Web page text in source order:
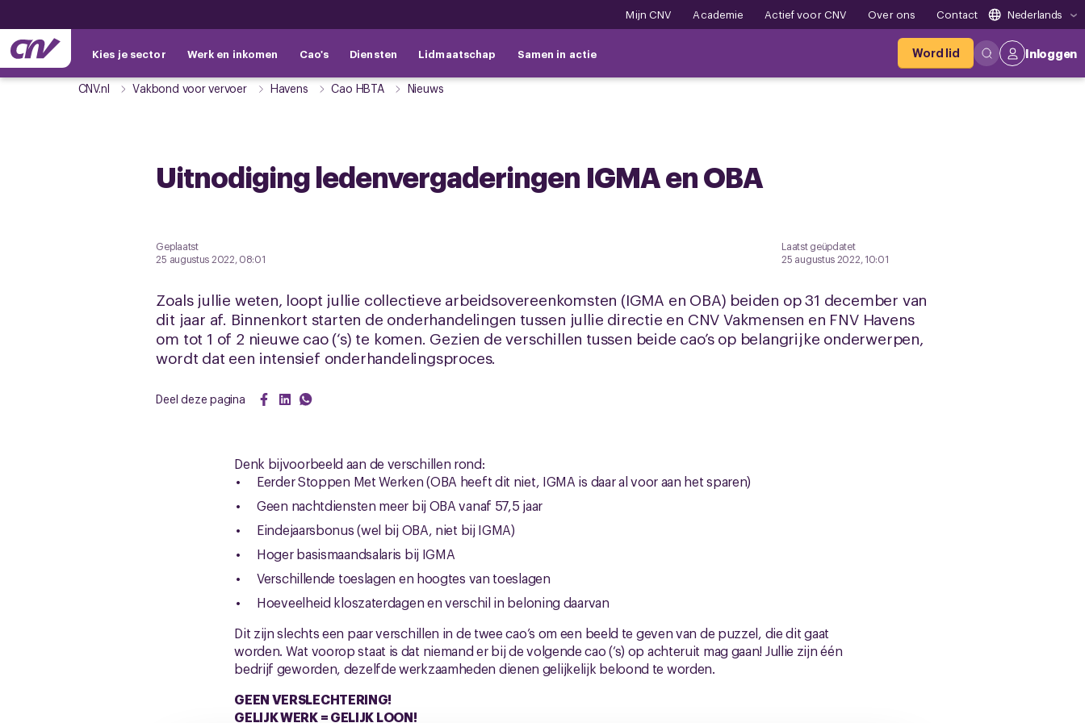
Mijn CNV Academie Actief voor CNV Over ons Contact Nederlands
Kies je sector Werk en inkomen Cao's Diensten Lidmaatschap Samen in actie Word lid Inloggen
CNV.nl Vakbond voor vervoer Havens Cao HBTA Nieuws
Uitnodiging ledenvergaderingen IGMA en OBA
Geplaatst
25 augustus 2022, 08:01
Laatst geüpdatet
25 augustus 2022, 10:01
Zoals jullie weten, loopt jullie collectieve arbeidsovereenkomsten (IGMA en OBA) beiden op 31 december van
dit jaar af. Binnenkort starten de onderhandelingen tussen jullie directie en CNV Vakmensen en FNV Havens
om tot 1 of 2 nieuwe cao (‘s) te komen. Gezien de verschillen tussen beide cao’s op belangrijke onderwerpen,
wordt dat een intensief onderhandelingsproces.
Deel deze pagina
Denk bijvoorbeeld aan de verschillen rond:
Eerder Stoppen Met Werken (OBA heeft dit niet, IGMA is daar al voor aan het sparen)
Geen nachtdiensten meer bij OBA vanaf 57,5 jaar
Eindejaarsbonus (wel bij OBA, niet bij IGMA)
Hoger basismaandsalaris bij IGMA
Verschillende toeslagen en hoogtes van toeslagen
Hoeveelheid kloszaterdagen en verschil in beloning daarvan
Dit zijn slechts een paar verschillen in de twee cao’s om een beeld te geven van de puzzel, die dit gaat
worden. Wat voorop staat is dat niemand er bij de volgende cao (‘s) op achteruit mag gaan! Jullie zijn één
bedrijf geworden, dezelfde werkzaamheden dienen gelijkelijk beloond te worden.
GEEN VERSLECHTERING!
GELIJK WERK = GELIJK LOON!